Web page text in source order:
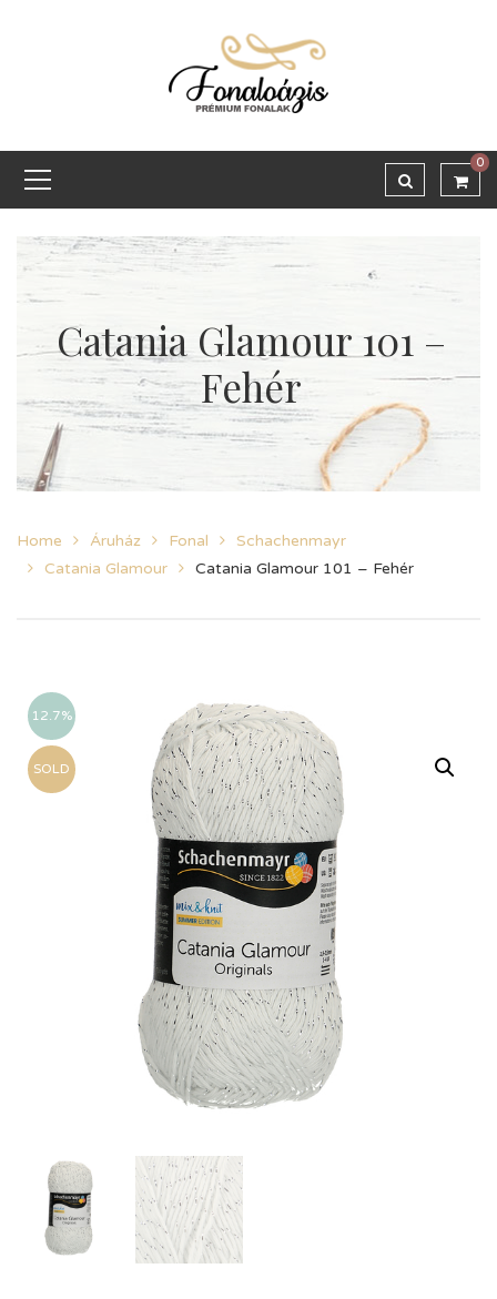
0
Catania Glamour 101 –
Fehér
Home Áruház Fonal
Schachenmayr
Catania Glamour
Catania Glamour 101 – Fehér
12.7%
SOLD